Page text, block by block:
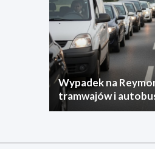
Wypadek na
tramwajów i